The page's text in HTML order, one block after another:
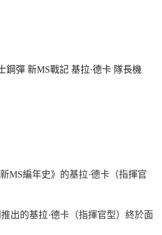
鋼彈 新MS戰記 基拉·德卡 隊長機
MS編年史》的基拉·德卡（指揮官
出的基拉·德卡（指揮官型）終於面